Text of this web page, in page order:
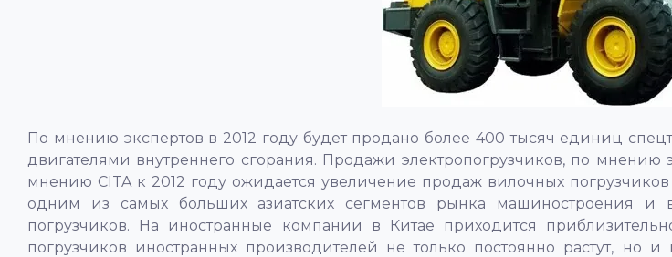
По мнению экспертов в 2012 году будет продано более 400 тысяч единиц
двигателями внутреннего сгорания. Продажи электропогрузчиков, по мнению
мнению CITA к 2012 году ожидается увеличение продаж вилочных
одним из самых больших азиатских сегментов рынка машиностроения и
погрузчиков. На иностранные компании в Китае приходится
погрузчиков иностранных производителей не только постоянно растут,